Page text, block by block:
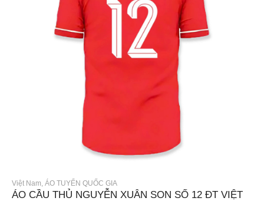
Việt Nam, ÁO TUYỂN QUỐC GIA
ÁO CẦU THỦ NGUYỄN XUÂN SON SỐ 12 ĐT VIỆT